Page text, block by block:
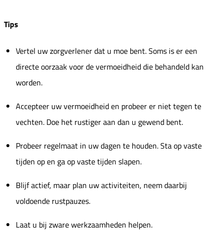
Tips
Vertel uw zorgverlener dat u moe bent. Soms is er een
directe oorzaak voor de vermoeidheid die behandeld kan
worden.
Accepteer uw vermoeidheid en probeer er niet tegen te
vechten. Doe het rustiger aan dan u gewend bent.
Probeer regelmaat in uw dagen te houden. Sta op vaste
tijden op en ga op vaste tijden slapen.
Blijf actief, maar plan uw activiteiten, neem daarbij
voldoende rustpauzes.
Laat u bij zware werkzaamheden helpen.